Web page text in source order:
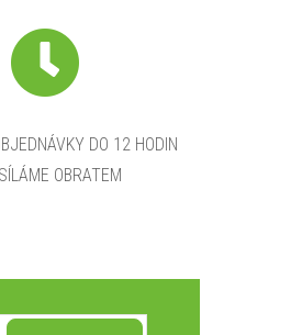
DO 12 HODIN
OBRATEM